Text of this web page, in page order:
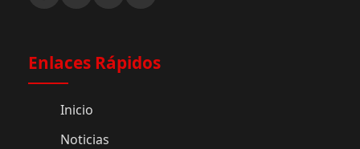
Enlaces Rápidos
Inicio
Noticias